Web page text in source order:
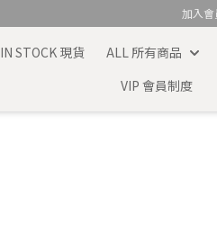
加入
IN STOCK 現貨 ALL 所有商品
VIP 會員制度